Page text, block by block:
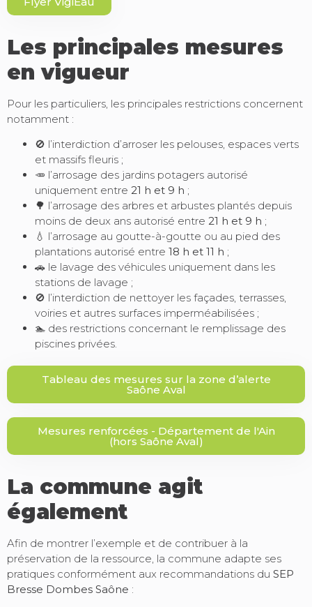
Les principales mesures
en vigueur
Pour les particuliers, les principales restrictions concernent
notamment :
🚫 l’interdiction d’arroser les pelouses, espaces verts
et massifs fleuris ;
🥕 l’arrosage des jardins potagers autorisé
uniquement entre 21 h et 9 h ;
🌳 l’arrosage des arbres et arbustes plantés depuis
moins de deux ans autorisé entre 21 h et 9 h ;
💧 l’arrosage au goutte-à-goutte ou au pied des
plantations autorisé entre 18 h et 11 h ;
🚗 le lavage des véhicules uniquement dans les
stations de lavage ;
🚫 l’interdiction de nettoyer les façades, terrasses,
voiries et autres surfaces imperméabilisées ;
🏊 des restrictions concernant le remplissage des
piscines privées.
Tableau des mesures sur la zone d’alerte
Saône Aval
Mesures renforcées - Département de l'Ain
(hors Saône Aval)
La commune agit
également
Afin de montrer l’exemple et de contribuer à la
préservation de la ressource, la commune adapte ses
pratiques conformément aux recommandations du SEP
Bresse Dombes Saône :